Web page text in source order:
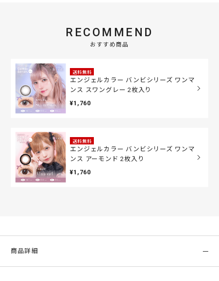
RECOMMEND
おすすめ商品
送料無料
エンジェルカラー バンビシリーズ ワンマ
ンス スワングレー 2枚入り
¥1,760
送料無料
エンジェルカラー バンビシリーズ ワンマ
ンス アーモンド 2枚入り
¥1,760
商品詳細